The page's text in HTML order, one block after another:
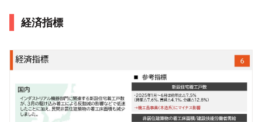
経済指標